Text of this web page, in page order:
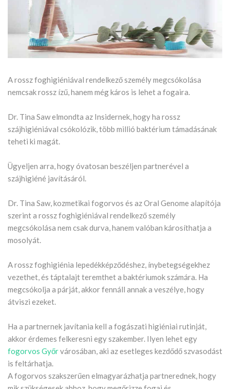
A rossz foghigiéniával rendelkező személy megcsókolása
nemcsak rossz ízű, hanem még káros is lehet a fogaira.
Dr. Tina Saw elmondta az Insidernek, hogy ha rossz
szájhigiéniával csókolózik, több millió baktérium támadásának
teheti ki magát.
Ügyeljen arra, hogy óvatosan beszéljen partnerével a
szájhigiéné javításáról.
Dr. Tina Saw, kozmetikai fogorvos és az Oral Genome alapítója
szerint a rossz foghigiéniával rendelkező személy
megcsókolása nem csak durva, hanem valóban károsíthatja a
mosolyát.
A rossz foghigiénia lepedékképződéshez, ínybetegségekhez
vezethet, és táptalajt teremthet a baktériumok számára. Ha
megcsókolja a párját, akkor fennáll annak a veszélye, hogy
átviszi ezeket.
Ha a partnernek javítania kell a fogászati ​​higiéniai rutinját,
akkor érdemes felkeresni egy szakember. Ilyen lehet egy
fogorvos Győrvárosában, aki az esetleges kezdődő szvasodást
is feltárhatja.
A fogorvos szakszerűen elmagyarázhatja partnerednek, hogy